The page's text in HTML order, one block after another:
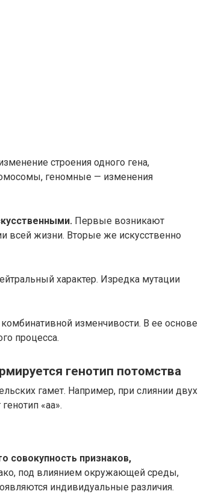
строения одного гена,
геномные — изменения
Первые возникают
всей жизни. Вторые же искусственно
характер. Изредка мутации
изменчивости. В ее основе
процесса.
генотип потомства
гамет. Например, при слиянии двух
«аа».
совокупность признаков,
под влиянием окружающей среды,
индивидуальные различия.